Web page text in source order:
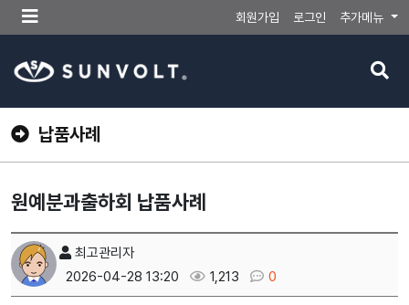
메
뉴
튼
회원가입 로그인 추가메뉴
검
버
납품사례
원예분과출하회 납품사례
최고관리자
2026-04-28 13:20
1,213 0